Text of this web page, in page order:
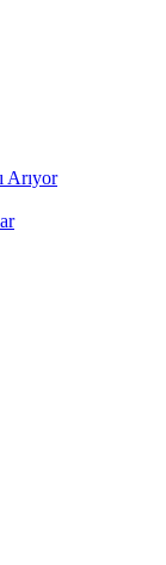
Arıyor